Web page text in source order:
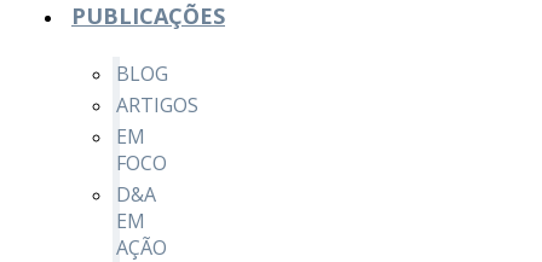
PUBLICAÇÕES
BLOG
ARTIGOS
EM
FOCO
D&A
EM
AÇÃO